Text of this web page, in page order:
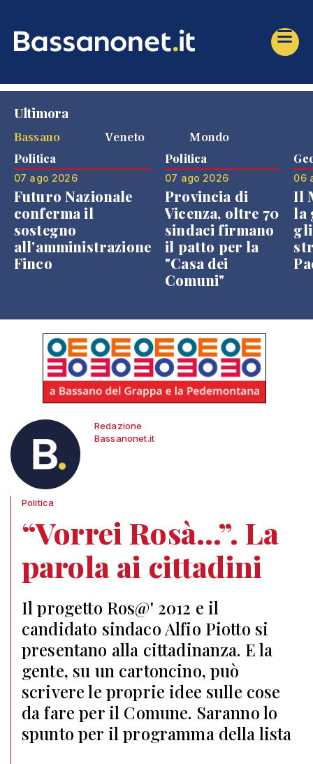
Ultimora
Bassano
Veneto Mondo
Politica
07 ago 2026
Futuro Nazionale
conferma il
sostegno
all'amministrazione
Finco
Politica
07 ago 2026
Provincia di
Vicenza, oltre 70
sindaci firmano
il patto per la
"Casa dei
Comuni"
06
Il
la
Redazione
Bassanonet.it
Politica
“Vorrei Rosà...”. La
parola ai cittadini
Il progetto Ros@' 2012 e il
candidato sindaco Alfio Piotto si
presentano alla cittadinanza. E la
gente, su un cartoncino, può
scrivere le proprie idee sulle cose
da fare per il Comune. Saranno lo
spunto per il programma della lista